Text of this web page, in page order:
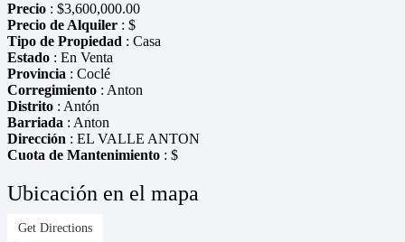
Precio : $3,600,000.00
Precio de Alquiler : $
Tipo de Propiedad : Casa
Estado : En Venta
Provincia : Coclé
Corregimiento : Anton
Distrito : Antón
Barriada : Anton
Dirección : EL VALLE ANTON
Cuota de Mantenimiento : $
Ubicación en el mapa
Get Directions